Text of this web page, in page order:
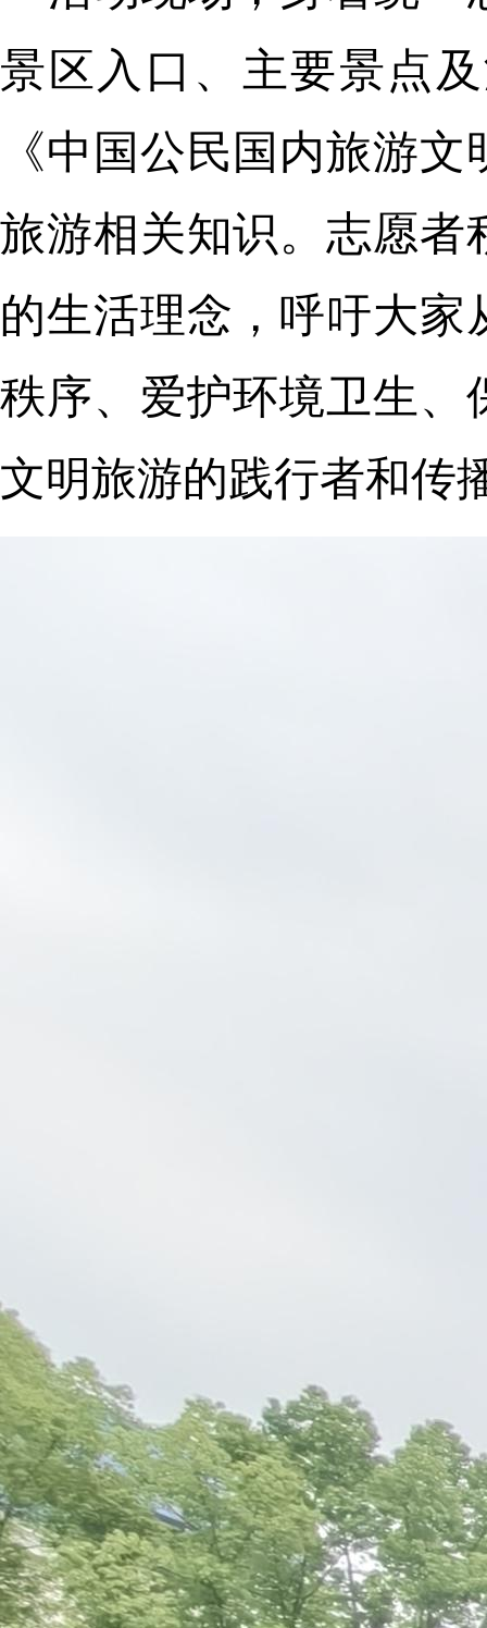
景区入口、主要景点
《中国公民国内旅游
旅游相关知识。志愿者
的生活理念，呼吁大
秩序、爱护环境卫生、
文明旅游的践行者和传